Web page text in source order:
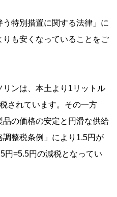
特別措置に関する法律」に
も安くなっていることをご
ンは、本土より1リットル
されています。その一方
の価格の安定と円滑な供給
整税条例」により1.5円が
円=5.5円の減税となってい